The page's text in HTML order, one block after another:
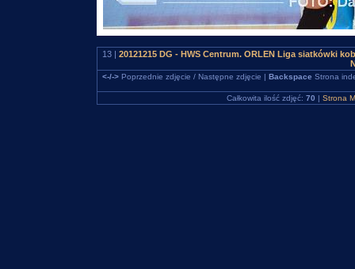
13 | 20121215 DG - HWS Centrum. ORLEN Liga siatkówki
<-/->Poprzednie zdjęcie / Następne zdjęcie | Backspace Strona
Całkowita ilość zdjęć: 70 | Strona